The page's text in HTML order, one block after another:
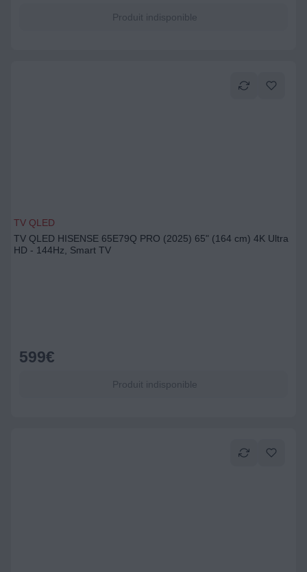
Produit indisponible
TV QLED
TV QLED HISENSE 65E79Q PRO (2025) 65" (164 cm) 4K Ultra
HD - 144Hz, Smart TV
599€
Produit indisponible